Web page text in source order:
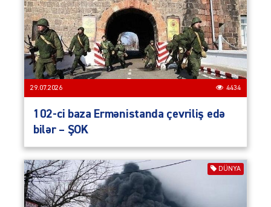
29.07.2026 4434
102-ci baza Ermənistanda çevriliş edə
bilər – ŞOK
DÜNYA